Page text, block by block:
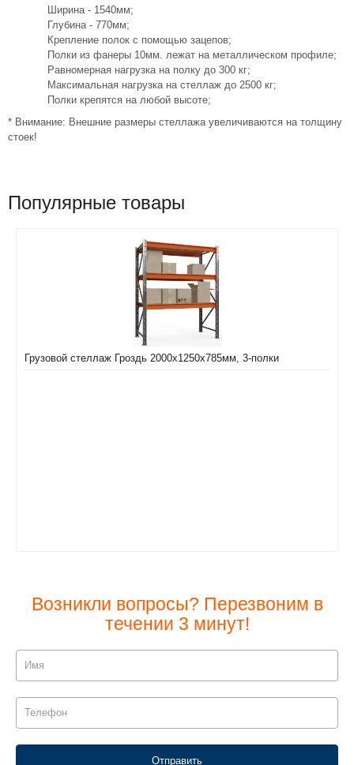
Ширина - 1540мм;
Глубина - 770мм;
Крепление полок с помощью зацепов;
Полки из фанеры 10мм. лежат на металлическом профиле;
Равномерная нагрузка на полку до 300 кг;
Максимальная нагрузка на стеллаж до 2500 кг;
Полки крепятся на любой высоте;
* Внимание: Внешние размеры стеллажа увеличиваются на толщину
стоек!
Популярные товары
Грузовой стеллаж Гроздь 2000х1250х785мм, 3-полки
Возникли вопросы? Перезвоним в
течении 3 минут!